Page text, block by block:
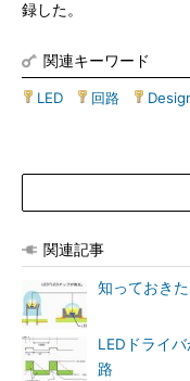
録した。
関連キーワード
LED 回路
関連記事
知っておき
LEDドライ
路